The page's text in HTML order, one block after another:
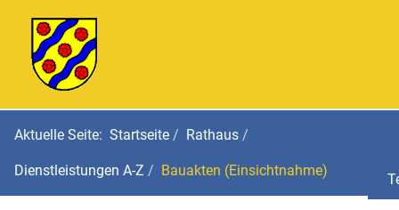
Aktuelle Seite: Startseite Rathaus
Dienstleistungen A-Z Bauakten (Einsichtnahme)